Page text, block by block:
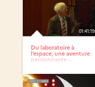
01:41:19
Du laboratoire à
l’espace, une aventure
passionnante -...